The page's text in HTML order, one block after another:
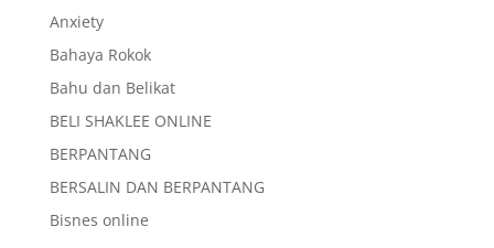
Anxiety
Bahaya Rokok
Bahu dan Belikat
BELI SHAKLEE ONLINE
BERPANTANG
BERSALIN DAN BERPANTANG
Bisnes online